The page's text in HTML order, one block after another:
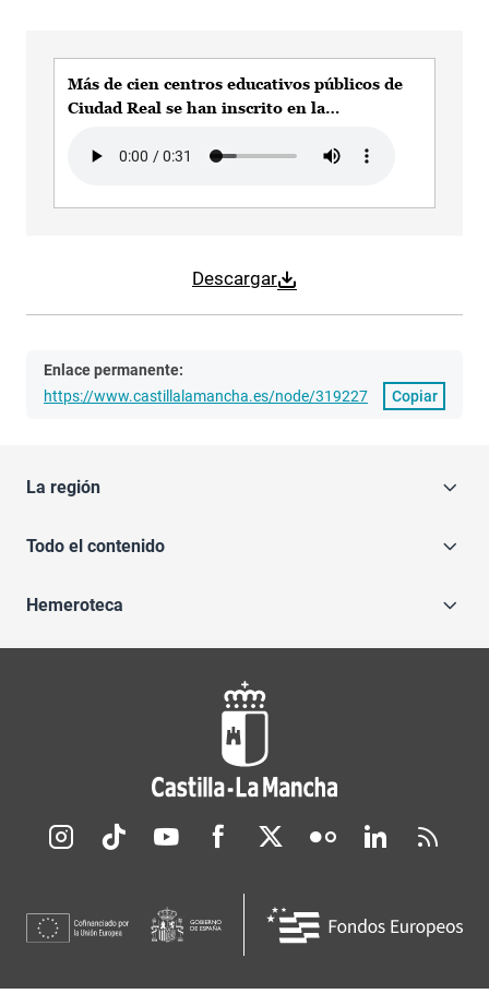
Descargar
Más de cien centros educativos públicos de
Ciudad Real se han inscrito en la
renovar su plan de igualdad
Enlace permanente:
https://www.castillalamancha.es/node/319227
Copiar
La región
Todo el contenido
Hemeroteca
Redes sociales JCCM